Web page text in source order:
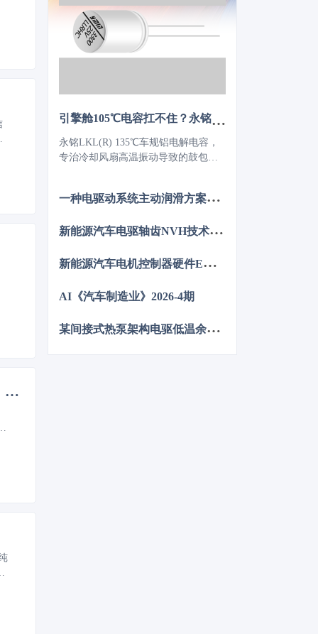
最高征收关税38.1%！欧盟对华电动汽车加征关税靴子落地，多方已表示反对
引擎舱105℃电容扛不住？永铭LKL(R) 135℃车规铝电解电容，破解冷却风扇高温振动失效难题
永铭LKL(R) 135℃车规铝电解电容，
专治冷却风扇高温振动导致的鼓包漏
≤10PPM（传统方案300PPM）。可PIN
板。100万颗用量售后赔付从45万降至
力国产化替代。
一
种电驱动系统主动润滑方案的设计与分析
新
能源汽车电驱轴齿NVH技术图谱研究
新
能源汽车电机控制器硬件EMC源头抑制技术
AI《汽车制造业》2026-4期
某
间接式热泵架构电驱低温余热利用控制方法的仿真优化研究